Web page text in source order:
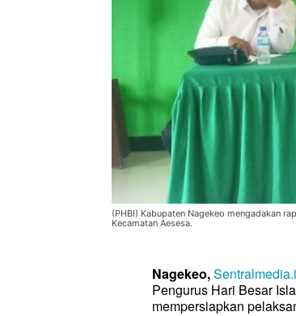
(PHBI) Kabupaten Nagekeo mengadakan
Kecamatan Aesesa.
Nagekeo,
Pengurus Hari Besar
mempersiapkan